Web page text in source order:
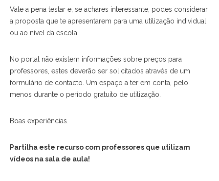
Vale a pena testar e, se achares interessante, podes considerar
a proposta que te apresentarem para uma utilização individual
ou ao nível da escola.
No portal não existem informações sobre preços para
professores, estes deverão ser solicitados através de um
formulário de contacto. Um espaço a ter em conta, pelo
menos durante o período gratuito de utilização.
Boas experiências.
Partilha este recurso com professores que utilizam
vídeos na sala de aula!